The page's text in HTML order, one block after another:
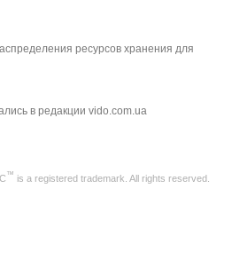
ресурсов хранения для
в редакции vido.com.ua
™ is a registered trademark. All rights reserved.